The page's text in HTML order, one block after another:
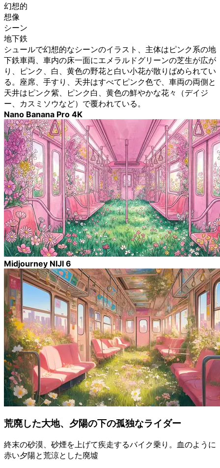
幻想的
想像
シーン
地下鉄
シュールで幻想的なシーンのイラスト、主体はピンク系の地
下鉄車両、車内の床一面にエメラルドグリーンの芝生が広が
り、ピンク、白、黄色の野花と白い小花が散りばめられてい
る。座席、手すり、天井はすべてピンク色で、車両の両側と
天井はピンク紫、ピンク白、黄色の鮮やかな花々（デイジ
ー、カスミソウなど）で覆われている。
Nano Banana Pro 4K
Midjourney NIJI 6
荒廃した大地、夕陽の下の孤独なライダー
終末の砂漠、砂煙を上げて疾走するバイク乗り。血のように
赤い夕陽と荒涼とした廃墟